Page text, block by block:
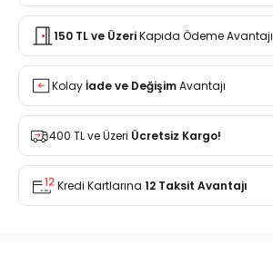
150 TL ve ÜzeriKapıda Ödeme Avantajı
Kolayİade ve DeğişimAvantajı
400 TL ve Üzeri Ücretsiz Kargo!
Kredi Kartlarına 12 Taksit Avantajı